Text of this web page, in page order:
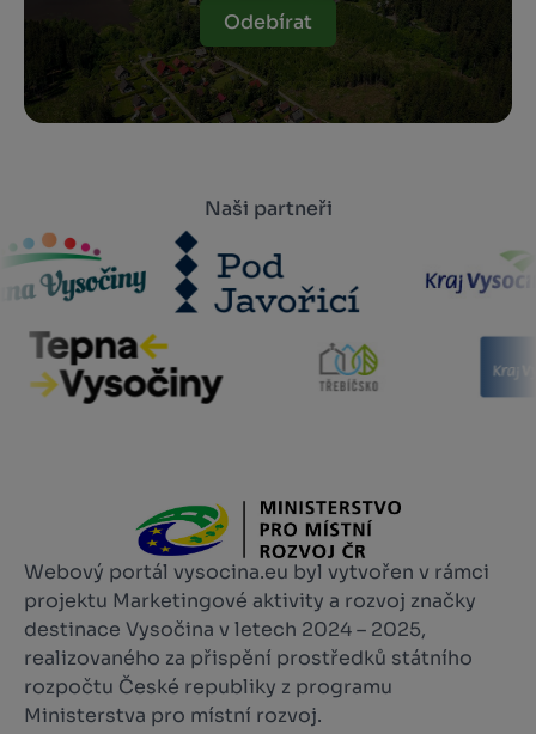
Odebírat
Naši partneři
Webový portál vysocina.eu byl vytvořen v rámci
projektu Marketingové aktivity a rozvoj značky
destinace Vysočina v letech 2024 – 2025,
realizovaného za přispění prostředků státního
rozpočtu České republiky z programu
Ministerstva pro místní rozvoj.